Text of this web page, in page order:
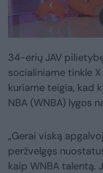
34-erių JAV
socialiniame tinkle
kuriame teigia, kad
NBA (WNBA) lygos
„Gerai viską
peržvelgęs
kaip WNBA talentą.